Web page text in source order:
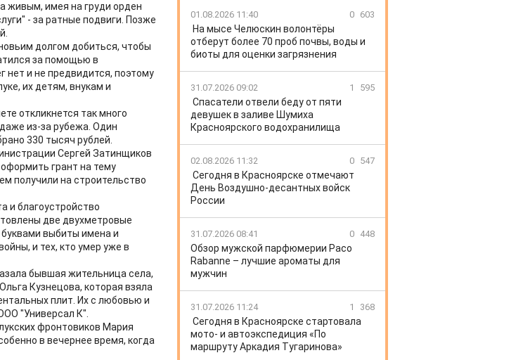
живым, имея на груди орден
- за ратные подвиги. Позже
долгом добиться, чтобы
за помощью в
нет и не предвидится, поэтому
их детям, внукам и
откликнется так много
из-за рубежа. Один
330 тысяч рублей.
Сергей Затинщиков
грант на тему
получили на строительство
и благоустройство
две двухметровые
выбиты имена и
и тех, кто умер уже в
бывшая жительница села,
Кузнецова, которая взяла
плит. Их с любовью и
"Универсал К".
фронтовиков Мария
в вечернее время, когда
01.08.2026 11:40 0 603
На мысе Челюскин волонтёры
отберут более 70 проб почвы, воды и
биоты для оценки загрязнения
31.07.2026 09:02 1 595
Спасатели отвели беду от пяти
девушек в заливе Шумиха
Красноярского водохранилища
02.08.2026 11:32 0 547
Сегодня в Красноярске отмечают
День Воздушно-десантных войск
России
31.07.2026 08:41 0 448
Обзор мужской парфюмерии Paco
Rabanne – лучшие ароматы для
мужчин
31.07.2026 11:24 1 368
Сегодня в Красноярске стартовала
мото- и автоэкспедиция «По
маршруту Аркадия Тугаринова»